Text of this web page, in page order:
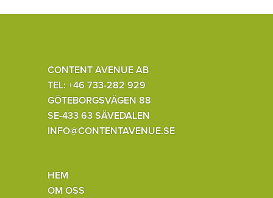
CONTENT AVENUE AB
TEL: +46 733-282 929
GÖTEBORGSVÄGEN 88
SE-433 63 SÄVEDALEN
INFO@CONTENTAVENUE.SE
HEM
OM OSS